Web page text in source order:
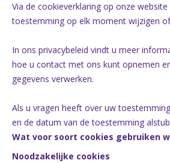
Via de cookieverklaring op onze
toestemming op elk moment wijzigen
In ons privacybeleid vindt u meer
hoe u contact met ons kunt opnemen
gegevens verwerken.
Als u vragen heeft over uw
en de datum van de toestemming
Wat voor soort cookies gebruiken
Noodzakelijke cookies